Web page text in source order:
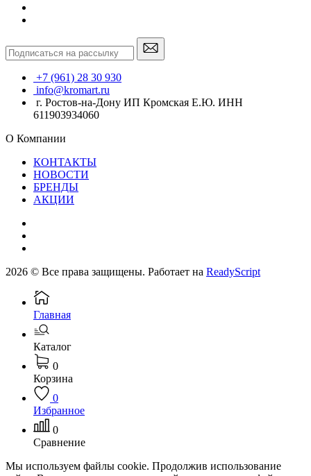
+7 (961) 28 30 930
info@kromart.ru
г. Ростов-на-Дону ИП Кромская Е.Ю. ИНН
611903934060
О Компании
КОНТАКТЫ
НОВОСТИ
БРЕНДЫ
АКЦИИ
2026 © Все права защищены. Работает на ReadyScript
Главная
Каталог
0
Корзина
0
Избранное
0
Сравнение
Мы используем файлы cookie. Продолжив использование